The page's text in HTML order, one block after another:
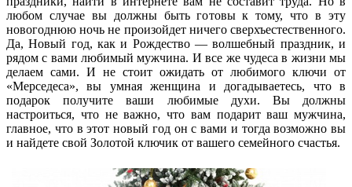
любом случае вы должны быть готовы к тому, что в эту
новогоднюю ночь не произойдет ничего сверхъестественного.
Да, Новый год, как и Рождество — волшебный праздник, и
рядом с вами любимый мужчина. И все же чудеса в жизни мы
делаем сами. И не стоит ожидать от любимого ключи от
«Мерседеса», вы умная женщина и догадываетесь, что в
подарок получите ваши любимые духи. Вы должны
настроиться, что не важно, что вам подарит ваш мужчина,
главное, что в этот новый год он с вами и тогда возможно вы
и найдете свой Золотой ключик от вашего семейного счастья.